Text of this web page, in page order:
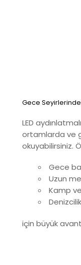
Gece
LED
ortamlarda ve
okuyabilirsiniz.
Gece
Uzun
Kamp
için büyük